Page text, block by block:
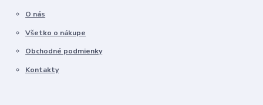
O nás
Všetko o nákupe
Obchodné podmienky
Kontakty